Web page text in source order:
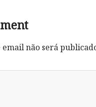
email não será